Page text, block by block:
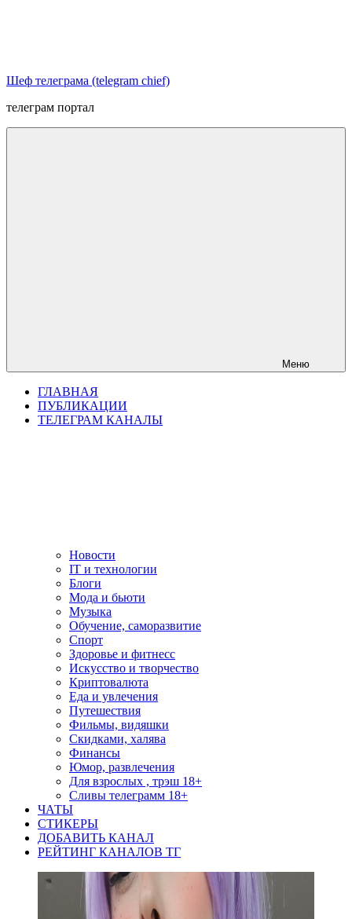
Шеф телеграма (telegram chief)
телеграм портал
Меню
ГЛАВНАЯ
ПУБЛИКАЦИИ
ТЕЛЕГРАМ КАНАЛЫ
Новости
IT и технологии
Блоги
Мода и бьюти
Музыка
Обучение, саморазвитие
Спорт
Здоровье и фитнесс
Искусство и творчество
Криптовалюта
Еда и увлечения
Путешествия
Фильмы, видяшки
Скидками, халява
Финансы
Юмор, развлечения
Для взрослых , трэш 18+
Сливы телеграмм 18+
ЧАТЫ
СТИКЕРЫ
ДОБАВИТЬ КАНАЛ
РЕЙТИНГ КАНАЛОВ ТГ